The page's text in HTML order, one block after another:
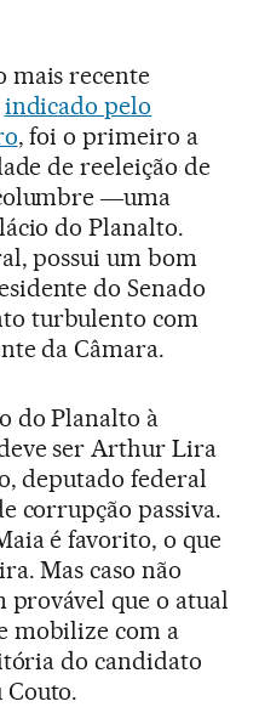
mais recente
indicado pelo
, foi o primeiro a
de reeleição de
―uma
do Planalto.
possui um bom
do Senado
turbulento com
da Câmara.
do Planalto à
ser Arthur Lira
deputado federal
corrupção passiva.
é favorito, o que
Mas caso não
provável que o atual
mobilize com a
do candidato
Couto.